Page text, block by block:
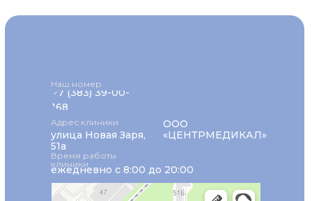
+7 (383) 39-00-
168
Наш номер
ежедневно с 8:00 до 20:00
Время работы
клиники
Адрес клиники
улица Новая Заря,
51а
ООО
«ЦЕНТРМЕДИКАЛ»